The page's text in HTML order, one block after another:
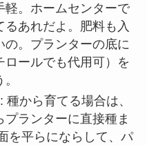
軽。ホームセンターで
るあれだよ。肥料も入
の。プランターの底に
ールでも代用可）を
: 種から育てる場合は、
ランターに直接種ま
を平らにならして、パ